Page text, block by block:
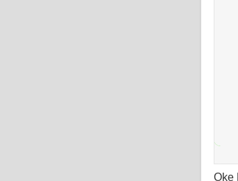
Oke